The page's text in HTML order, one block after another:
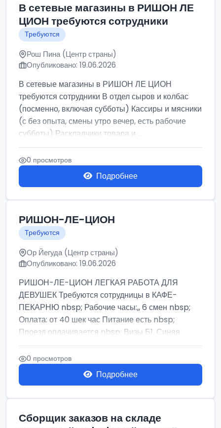
В сетевые магазины в РИШОН ЛЕ
ЦИОН требуются сотрудники
Требуются
Рош Пина (Центр страны)
Опубликовано: 19.06.2026
В сетевые магазины в РИШОН ЛЕ ЦИОН
требуются сотрудники В отдел сыров и колбас
(посменно, включая субботы) Кассиры и мясники
(с без опыта, смены утро вечер, есть рабочие
субботы) Раскладчики товара и ...
0 просмотров
Подробнее
РИШОН-ЛЕ-ЦИОН
Требуются
Ор Йегуда (Центр страны)
Опубликовано: 19.06.2026
РИШОН-ЛЕ-ЦИОН ЛЕГКАЯ РАБОТА ДЛЯ
ДЕВУШЕК Требуются сотрудницы в КАФЕ-
ПЕКАРНЮ nbsp; Рабочие часы:,, 6 смен nbsp;
Оплата: от 40 шек час Питание есть nbsp;
Проезд оплачивается nbsp; Визы Б1, Синяя
бумага,...
0 просмотров
Подробнее
Сборщик заказов на складе